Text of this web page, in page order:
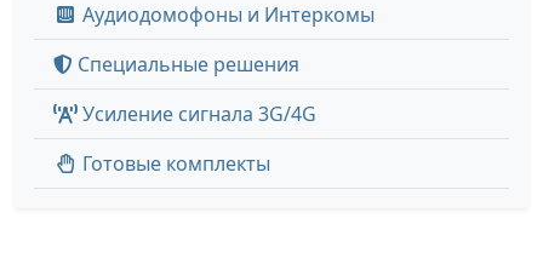
Аудиодомофоны и Интеркомы
Специальные решения
Усиление сигнала 3G/4G
Готовые комплекты